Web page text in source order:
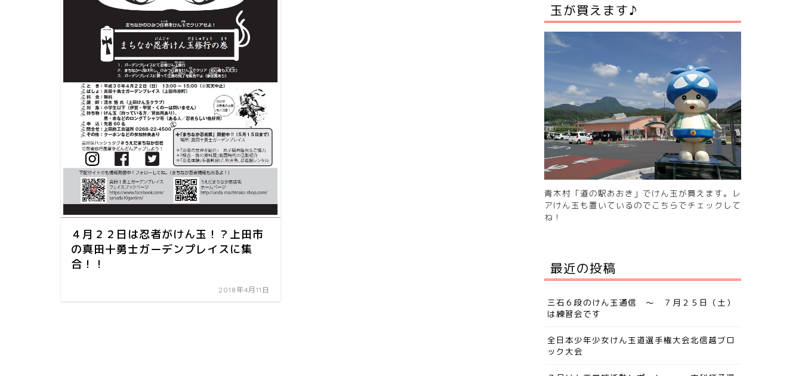
４月２２日は忍者がけん玉！？上田市
の真田十勇士ガーデンプレイスに集
合！！
2018年4月11日
玉が買えます♪
青木村「道の駅あおき」でけん玉が買えます。レ
アけん玉も置いているので こちらでチェック して
ね！
最近の投稿
三石６段のけん玉通信 ～ ７月２５日（土）
は練習会です
全日本少年少女けん玉道選手権大会北信越ブロ
ック大会